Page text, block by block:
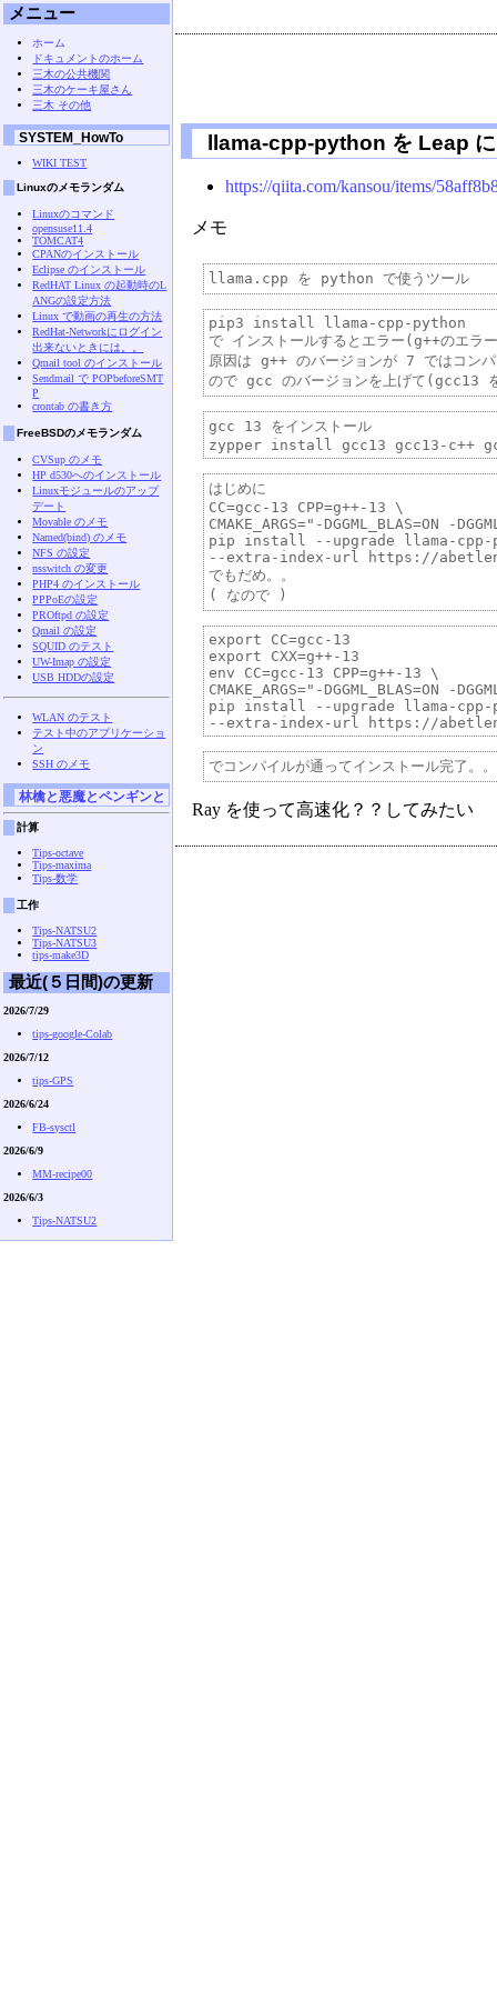
llama-cpp-python を Leap
https://qiita.com/kansou/items/
メモ
pip3 install llama-cpp-python
で インストールするとエラー(g++のエラ
原因は g++ のバージョンが 7 ではコンパ
gcc 13 をインストール
はじめに
CC=gcc-13 CPP=g++-13 \
CMAKE_ARGS="-DGGML_BLAS=ON -
pip install --upgrade llama-cpp-
--extra-index-url https://
でもだめ。。
export CC=gcc-13
export CXX=g++-13
env CC=gcc-13 CPP=g++-13 \
CMAKE_ARGS="-DGGML_BLAS=ON -
pip install --upgrade llama-cpp-
Ray を使って高速化？？してみたい
メニュー
ホーム
ドキュメントのホーム
三木の公共機関
三木のケーキ屋さん
三木 その他
SYSTEM_HowTo
WIKI TEST
Linuxのメモランダム
Linuxのコマンド
opensuse11.4
TOMCAT4
CPANのインストール
Eclipse のインストール
RedHAT Linux の起動時のL
ANGの設定方法
Linux で動画の再生の方法
RedHat-Networkにログイン
出来ないときには。。
Qmail tool のインストール
Sendmail で POPbeforeSMT
P
crontab の書き方
FreeBSDのメモランダム
CVSup のメモ
HP d530へのインストール
Linuxモジュールのアップ
デート
Movable のメモ
Named(bind) のメモ
NFS の設定
nsswitch の変更
PHP4 のインストール
PPPoEの設定
PROftpd の設定
Qmail の設定
SQUID のテスト
UW-Imap の設定
USB HDDの設定
WLAN のテスト
テスト中のアプリケーショ
ン
SSH のメモ
林檎と悪魔とペンギンと
計算
Tips-octave
Tips-maxima
Tips-数学
工作
Tips-NATSU2
Tips-NATSU3
tips-make3D
最近(５日間)の更新
2026/7/29
tips-google-Colab
2026/7/12
tips-GPS
2026/6/24
FB-sysctl
2026/6/9
MM-recipe00
2026/6/3
Tips-NATSU2